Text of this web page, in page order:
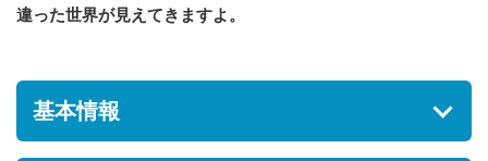
違った世界が見えてきますよ。
基本情報